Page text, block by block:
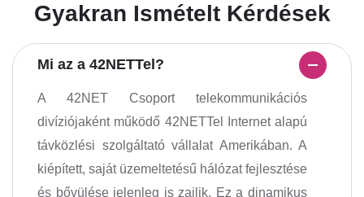
Gyakran Ismételt Kérdések
Mi az a 42NETTel?
A 42NET Csoport telekommunikációs
divíziójaként működő 42NETTel Internet alapú
távközlési szolgáltató vállalat Amerikában. A
kiépített, saját üzemeltetésű hálózat fejlesztése
és bővülése jelenleg is zajlik. Ez a dinamikus